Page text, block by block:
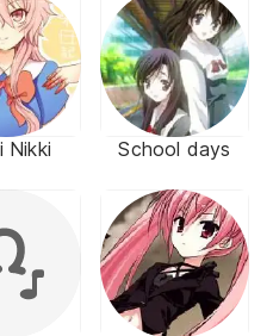
Nikki School days